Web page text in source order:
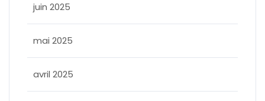
juin 2025
mai 2025
avril 2025